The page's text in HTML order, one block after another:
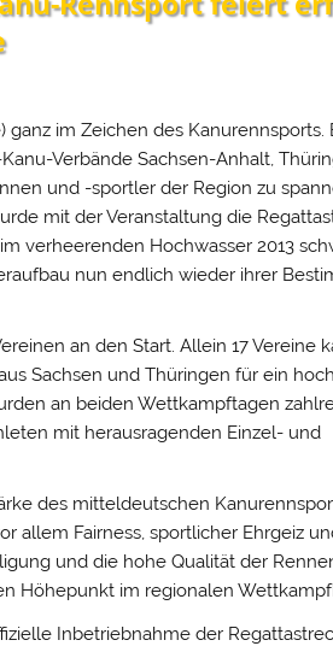
ganz im Zeichen des Kanurennsports.
Verbände Sachsen-Anhalt,
und -sportler der Region zu
mit der Veranstaltung die
verheerenden Hochwasser 2013
nun endlich wieder ihrer
an den Start. Allein 17 Vereine
Sachsen und Thüringen für ein
an beiden Wettkampftagen
mit herausragenden Einzel- und
des mitteldeutschen
allem Fairness, sportlicher Ehrgeiz
und die hohe Qualität der
Höhepunkt im regionalen
Inbetriebnahme der